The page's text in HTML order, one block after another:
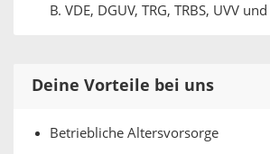
B. VDE, DGUV, TRG, TRBS, UVV
Deine Vorteile bei uns
Betriebliche Altersvorsorge